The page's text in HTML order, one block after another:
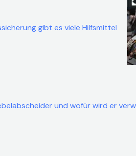
gibt es viele Hilfsmittel
und wofür wird er